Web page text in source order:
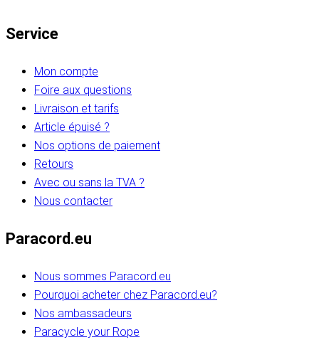
Service
Mon compte
Foire aux questions
Livraison et tarifs
Article épuisé ?
Nos options de paiement
Retours
Avec ou sans la TVA ?
Nous contacter
Paracord.eu
Nous sommes Paracord.eu
Pourquoi acheter chez Paracord.eu?
Nos ambassadeurs
Paracycle your Rope